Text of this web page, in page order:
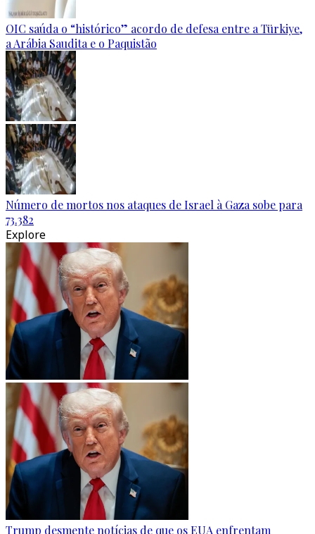
OIC saúda o “histórico” acordo de defesa entre a Türkiye,
a Arábia Saudita e o Paquistão
Número de mortos nos ataques de Israel à Gaza sobe para
73.382
Explore
Trump desmente notícias de que os EUA enfrentam